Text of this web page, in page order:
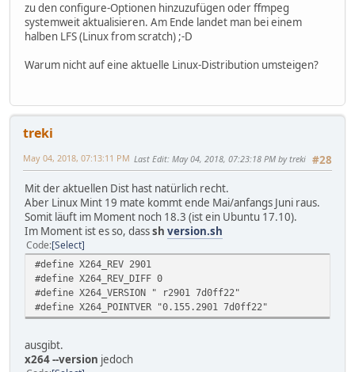
zu den configure-Optionen hinzuzufügen oder ffmpeg
systemweit aktualisieren. Am Ende landet man bei einem
halben LFS (Linux from scratch) ;-D
Warum nicht auf eine aktuelle Linux-Distribution umsteigen?
treki
#28
May 04, 2018, 07:13:11 PM Last Edit: May 04, 2018, 07:23:18 PM by treki
Mit der aktuellen Dist hast natürlich recht.
Aber Linux Mint 19 mate kommt ende Mai/anfangs Juni raus.
Somit läuft im Moment noch 18.3 (ist ein Ubuntu 17.10).
Im Moment ist es so, dasssh version.sh
Code Select
#define X264_REV 2901
#define X264_REV_DIFF 0
#define X264_VERSION " r2901 7d0ff22"
#define X264_POINTVER "0.155.2901 7d0ff22"
ausgibt.
x264 --version jedoch